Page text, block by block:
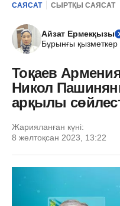
САЯСАТ СЫРТҚЫ САЯСАТ
Айзат Ермекқызы
Бұрынғы қызметкер
Тоқаев
Никол
арқылы
Жарияланған күні:
8 желтоқсан 2023, 13:22